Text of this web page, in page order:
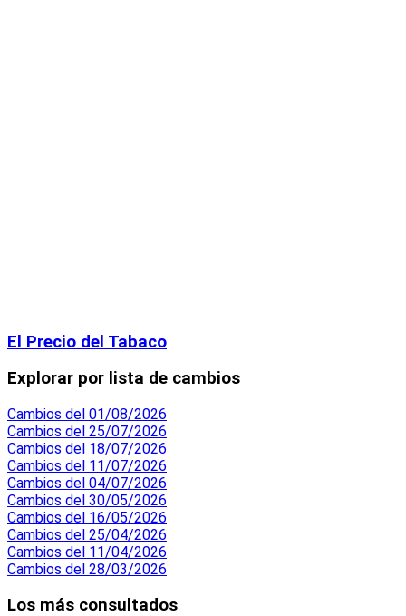
El Precio del Tabaco
Explorar por lista de cambios
Cambios del 01/08/2026
Cambios del 25/07/2026
Cambios del 18/07/2026
Cambios del 11/07/2026
Cambios del 04/07/2026
Cambios del 30/05/2026
Cambios del 16/05/2026
Cambios del 25/04/2026
Cambios del 11/04/2026
Cambios del 28/03/2026
Los más consultados